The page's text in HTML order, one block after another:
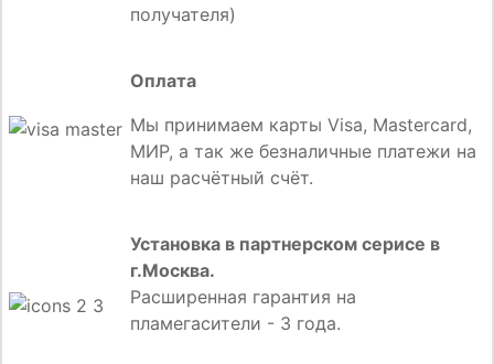
получателя)
Оплата
Мы принимаем карты Visa, Mastercard,
МИР, а так же безналичные платежи на
наш расчётный счёт.
Установка в партнерском серисе в
г.Москва.
Расширенная гарантия на
пламегасители - 3 года.